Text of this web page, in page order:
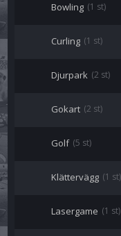
Bowling (1 st)
Curling (1 st)
Djurpark (2 st)
Gokart (2 st)
Golf (5 st)
Klättervägg (1 st)
Lasergame (1 st)